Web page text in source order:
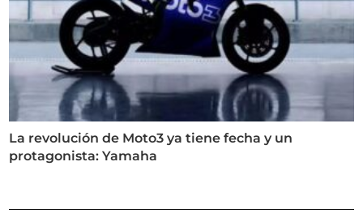
La revolución de Moto3 ya tiene fecha y un
protagonista: Yamaha